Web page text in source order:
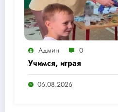
Админ 0
Учимся, играя
06.08.2026